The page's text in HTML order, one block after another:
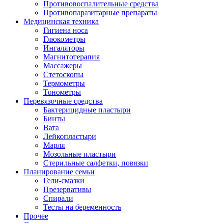
Противовоспалительные средства
Противопаразитарные препараты
Медицинская техника
Гигиена носа
Глюкометры
Ингаляторы
Магнитотерапия
Массажеры
Стетоскопы
Термометры
Тонометры
Перевязочные средства
Бактерицидные пластыри
Бинты
Вата
Лейкопластыри
Марля
Мозольные пластыри
Стерильные салфетки, повязки
Планирование семьи
Гели-смазки
Презервативы
Спирали
Тесты на беременность
Прочее